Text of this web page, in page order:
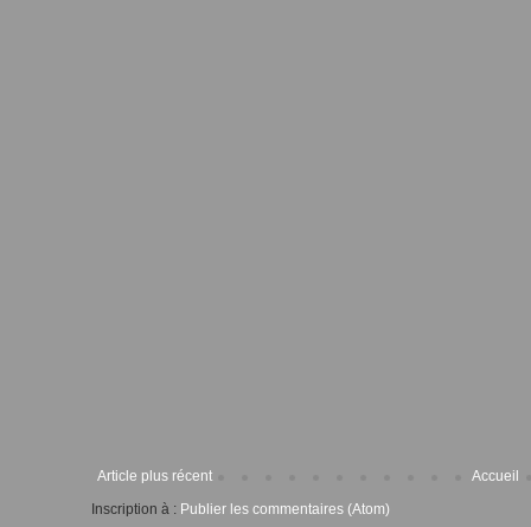
Article plus récent
Accueil
Inscription à : Publier les commentaires (Atom)